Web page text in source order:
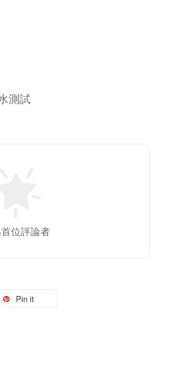
測試
位評論者
Pin it